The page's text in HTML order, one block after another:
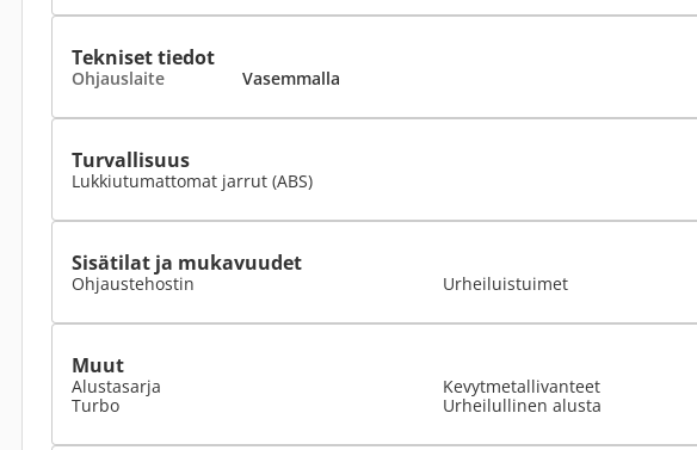
Tekniset tiedot
Ohjauslaite Vasemmalla
Turvallisuus
Lukkiutumattomat jarrut (ABS)
Sisätilat ja mukavuudet
Ohjaustehostin Urheiluistuimet
Muut
Alustasarja
Turbo
Kevytmetallivanteet
Urheilullinen alusta